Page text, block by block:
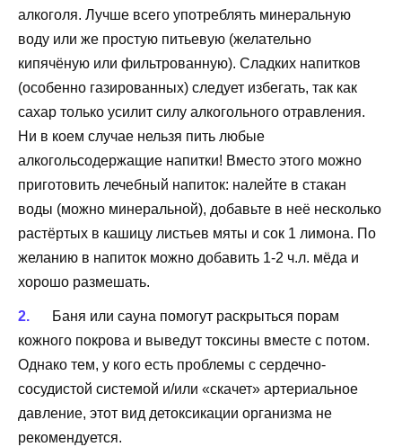
алкоголя. Лучше всего употреблять минеральную
воду или же простую питьевую (желательно
кипячёную или фильтрованную). Сладких напитков
(особенно газированных) следует избегать, так как
сахар только усилит силу алкогольного отравления.
Ни в коем случае нельзя пить любые
алкогольсодержащие напитки! Вместо этого можно
приготовить лечебный напиток: налейте в стакан
воды (можно минеральной), добавьте в неё несколько
растёртых в кашицу листьев мяты и сок 1 лимона. По
желанию в напиток можно добавить 1-2 ч.л. мёда и
хорошо размешать.
Баня или сауна помогут раскрыться порам
кожного покрова и выведут токсины вместе с потом.
Однако тем, у кого есть проблемы с сердечно-
сосудистой системой и/или «скачет» артериальное
давление, этот вид детоксикации организма не
рекомендуется.